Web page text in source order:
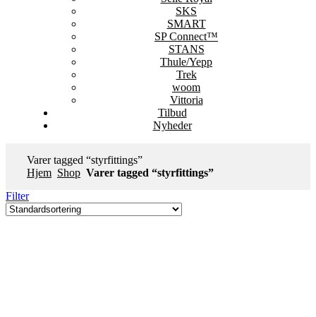
SKS
SMART
SP Connect™
STANS
Thule/Yepp
Trek
woom
Vittoria
Tilbud
Nyheder
Varer tagged “styrfittings”
Hjem Shop Varer tagged “styrfittings”
Filter